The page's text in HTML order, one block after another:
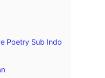
Poetry Sub Indo